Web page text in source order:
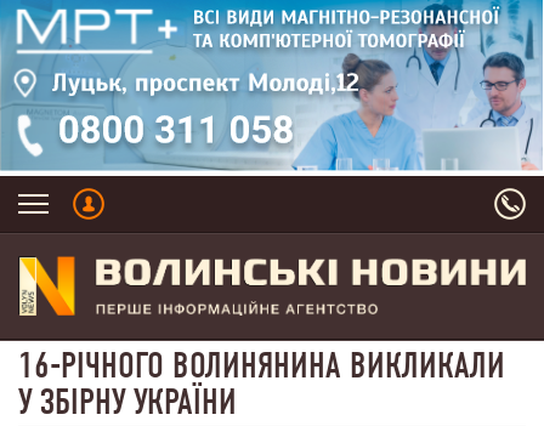
16-РІЧНОГО ВОЛИНЯНИНА ВИКЛИКАЛИ
У ЗБІРНУ УКРАЇНИ